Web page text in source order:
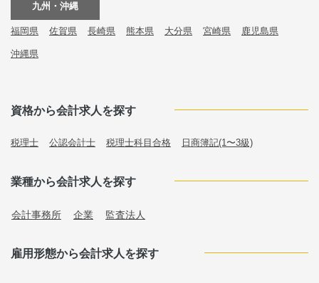
九州・沖縄
福岡県 佐賀県 長崎県 熊本県 大分県 宮崎県 鹿児島県
沖縄県
資格から会計求人を探す
税理士 公認会計士 税理士科目合格 日商簿記(1〜3級)
業種から会計求人を探す
会計事務所 企業 監査法人
雇用形態から会計求人を探す